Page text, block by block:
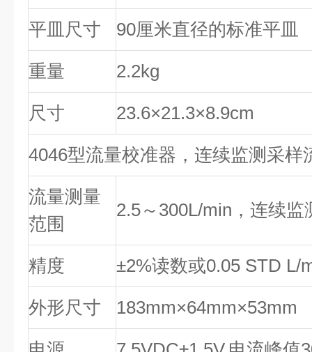
平皿尺寸
90厘米直径的标准平皿
重量
2.2kg
尺寸
23.6×21.3×8.9cm
4046型流量校准器，连续监测采样
流量测量
范围
2.5～300L/min，连续监
精度
±2%读数或0.05 STD L/
外形尺寸
183mm×64mm×53mm